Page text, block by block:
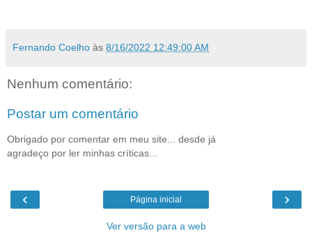
Fernando Coelho às 8/16/2022 12:49:00 AM
Nenhum comentário:
Postar um comentário
Obrigado por comentar em meu site... desde já
agradeço por ler minhas críticas...
‹ ›
Página inicial
Ver versão para a web